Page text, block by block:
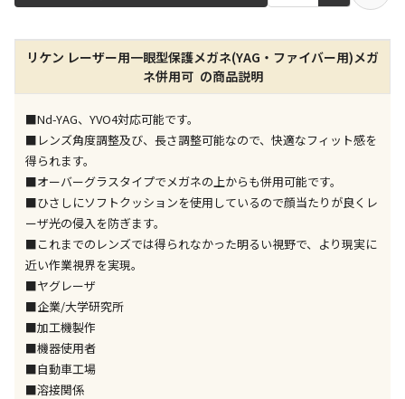
店舗のみで受取できる商品です（宅配便でのお届けが
できません）
※同時購入の商品は、全て同じ店舗での受取となりま
す
特定の店舗のみで受取ができる商品です（宅配便での
お届けができません）
※同時購入の商品は、全て同じ店舗での受取となりま
す
委託業者によりお届けする商品です
※ほか商品との同時購入はできません。お手数です
が、ご購入手続きを分けてお買い求めください
※支払い方法の代金引換は選択できません。
※電話注文はできません。
宅配のみでお届けする商品です（店舗受取は選択でき
ません）
※「宅配・店舗受取」「宅配のみ」マークの商品のみ
同時購入が可能です
リケン レーザー用一眼型保護メガネ(YAG・ファイバー用)メガ
ネ併用可 の商品説明
■Nd-YAG、YVO4対応可能です。
■レンズ角度調整及び、長さ調整可能なので、快適なフィット感を
得られます。
■オーバーグラスタイプでメガネの上からも併用可能です。
■ひさしにソフトクッションを使用しているので顔当たりが良くレ
ーザ光の侵入を防ぎます。
■これまでのレンズでは得られなかった明るい視野で、より現実に
近い作業視界を実現。
■ヤグレーザ
■企業/大学研究所
■加工機製作
■機器使用者
■自動車工場
■溶接関係